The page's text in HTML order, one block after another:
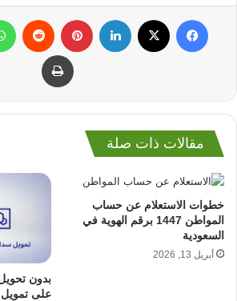
فيسبوك لينكدإن بينتيريست
طباعة
مقالات ذات صلة
خطوات الاستعلام عن حساب
المواطن 1447 برقم الهوية في
السعودية
أبريل 13, 2026
بدون
على تمويل